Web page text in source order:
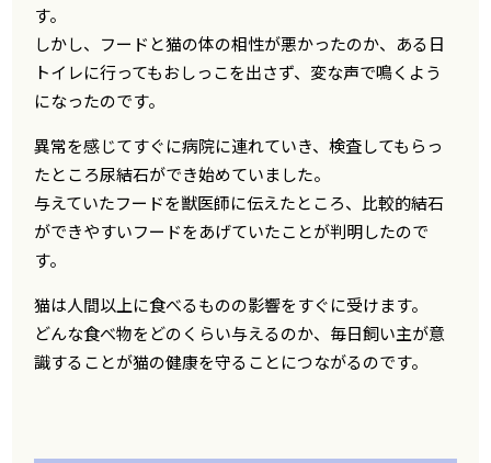
す。
しかし、フードと猫の体の相性が悪かったのか、ある日
トイレに行ってもおしっこを出さず、変な声で鳴くよう
になったのです。
異常を感じてすぐに病院に連れていき、検査してもらっ
たところ尿結石ができ始めていました。
与えていたフードを獣医師に伝えたところ、比較的結石
ができやすいフードをあげていたことが判明したので
す。
猫は人間以上に食べるものの影響をすぐに受けます。
どんな食べ物をどのくらい与えるのか、毎日飼い主が意
識することが猫の健康を守ることにつながるのです。